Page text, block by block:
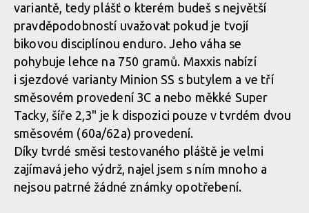
variantě, tedy plášť o kterém budeš s největší
pravděpodobností uvažovat pokud je tvojí
bikovou disciplínou enduro. Jeho váha se
pohybuje lehce na 750 gramů. Maxxis nabízí
i sjezdové varianty Minion SS s butylem a ve tří
směsovém provedení 3C a nebo měkké Super
Tacky, šíře 2,3" je k dispozici pouze v tvrdém dvou
směsovém (60a/62a) provedení.
Díky tvrdé směsi testovaného pláště je velmi
zajímavá jeho výdrž, najel jsem s ním mnoho a
nejsou patrné žádné známky opotřebení.